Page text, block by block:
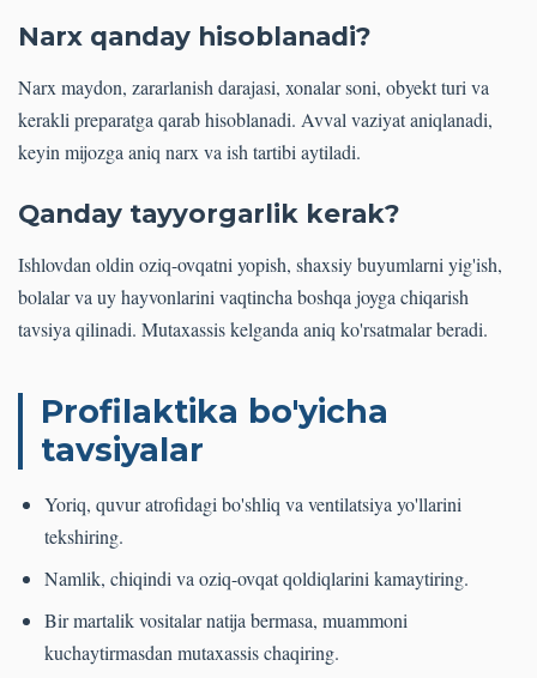
Narx qanday hisoblanadi?
Narx maydon, zararlanish darajasi, xonalar soni, obyekt turi va
kerakli preparatga qarab hisoblanadi. Avval vaziyat aniqlanadi,
keyin mijozga aniq narx va ish tartibi aytiladi.
Qanday tayyorgarlik kerak?
Ishlovdan oldin oziq-ovqatni yopish, shaxsiy buyumlarni yig'ish,
bolalar va uy hayvonlarini vaqtincha boshqa joyga chiqarish
tavsiya qilinadi. Mutaxassis kelganda aniq ko'rsatmalar beradi.
Profilaktika bo'yicha
tavsiyalar
Yoriq, quvur atrofidagi bo'shliq va ventilatsiya yo'llarini
tekshiring.
Namlik, chiqindi va oziq-ovqat qoldiqlarini kamaytiring.
Bir martalik vositalar natija bermasa, muammoni
kuchaytirmasdan mutaxassis chaqiring.